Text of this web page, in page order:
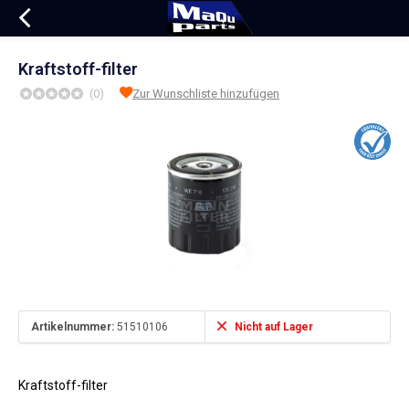
Kraftstoff-filter
(0) Zur Wunschliste hinzufügen
Artikelnummer: 51510106 Nicht auf Lager
Kraftstoff-filter